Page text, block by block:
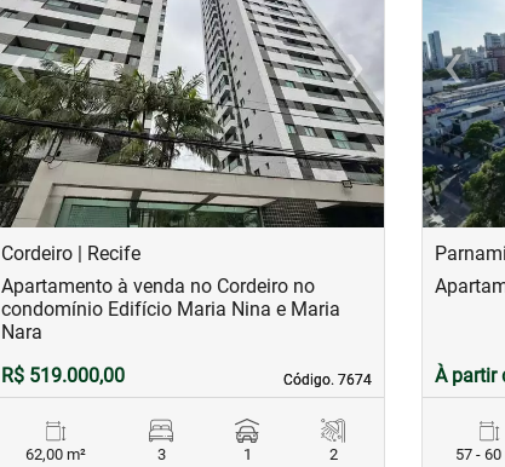
‹Previous ›Next
Cordeiro | Recife
Código. 7674
Código. 7674
Apartamento à venda no Cordeiro no
condomínio Edifício Maria Nina e Maria
Nara
R$ 519.000,00
62,00 m²
3
1
2
‹
À partir
57 - 60